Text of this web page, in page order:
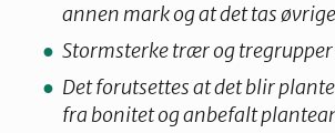
annen mark og at det tas
Stormsterke trær og tregrupper
Det forutsettes at det blir
fra bonitet og anbefalt